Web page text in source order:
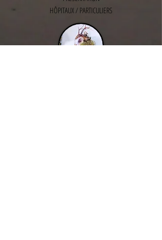
HÔPITAUX / PARTICULIERS